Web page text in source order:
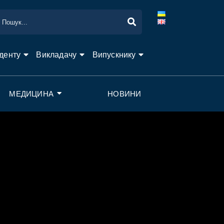
Викладачу Випускнику
МЕДИЦИНА НОВИНИ